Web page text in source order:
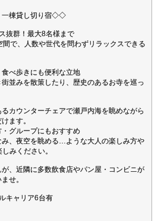
一棟貸し切り宿◇◇
抜群！最大8名様まで
で、人数や世代を問わずリラックスできる
べ歩きにも便利な立地
並みを散策したり、歴史のあるお寺を巡っ
カウンターチェアで瀬戸内海を眺めながら
ます。
グループにもおすすめ
、夜空を眺める…ような大人の楽しみ方や
みください。
、近隣に多数飲食店やパン屋・コンビニが
せ。
キャリア6台有